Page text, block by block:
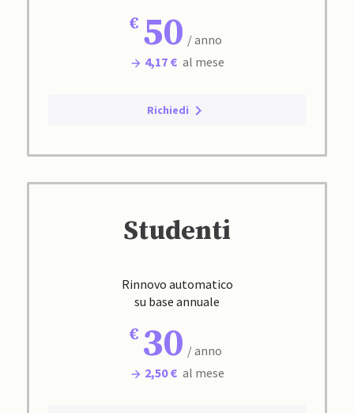
50 / anno
4,17 € al mese
Richiedi
Studenti
Rinnovo automatico
su base annuale
30 / anno
2,50 € al mese